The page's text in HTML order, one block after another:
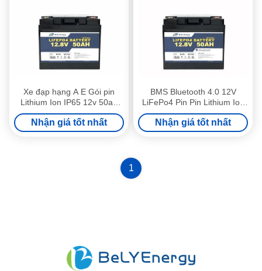
Xe đạp hạng A E Gói pin
Lithium Ion IP65 12v 50ah
cho bảng điều khiển năng
lượng mặt trời
Nhận giá tốt nhất
BMS Bluetooth 4.0 12V
LiFePo4 Pin Pin Lithium Ion
50 Amp giờ
Nhận giá tốt nhất
1